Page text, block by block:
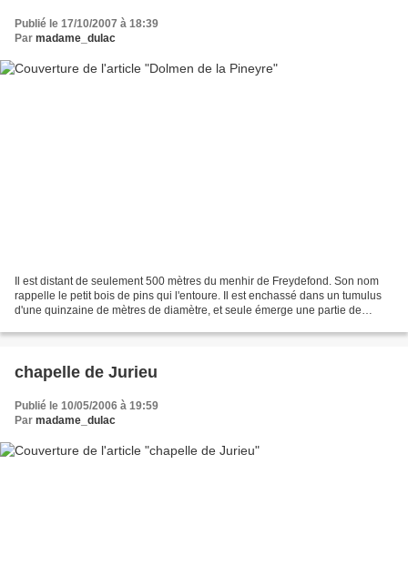
Publié le 17/10/2007 à 18:39
Par madame_dulac
Il est distant de seulement 500 mètres du menhir de Freydefond. Son nom
rappelle le petit bois de pins qui l'entoure. Il est enchassé dans un tumulus
d'une quinzaine de mètres de diamètre, et seule émerge une partie de
chapelle de Jurieu
Publié le 10/05/2006 à 19:59
Par madame_dulac